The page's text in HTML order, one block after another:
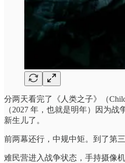
分两天看完了《人类之子》（
（2027 年，也就是明年）因为
新生儿了。
前两幕还行，中规中矩。到了第
难民营进入战争状态，手持摄像